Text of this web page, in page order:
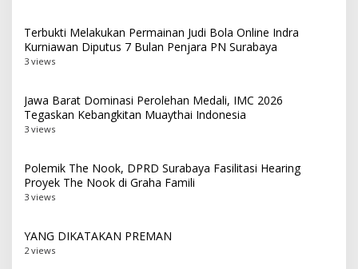
Terbukti Melakukan Permainan Judi Bola Online Indra
Kurniawan Diputus 7 Bulan Penjara PN Surabaya
3 views
Jawa Barat Dominasi Perolehan Medali, IMC 2026
Tegaskan Kebangkitan Muaythai Indonesia
3 views
Polemik The Nook, DPRD Surabaya Fasilitasi Hearing
Proyek The Nook di Graha Famili
3 views
YANG DIKATAKAN PREMAN
2 views